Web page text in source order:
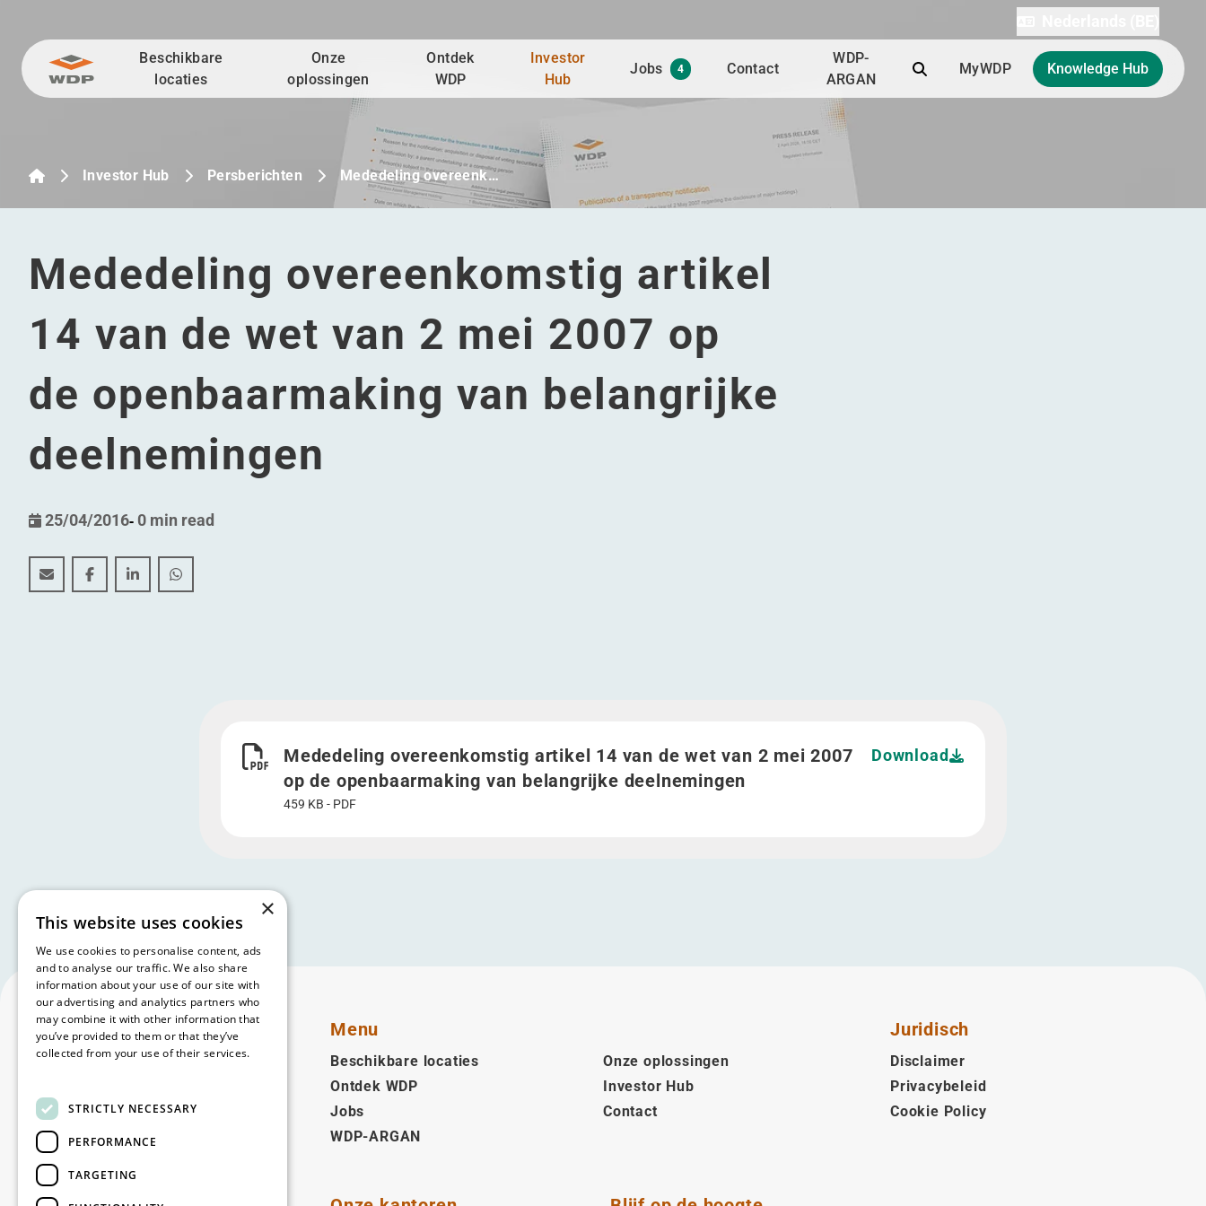
Ga naar inhoud
Beschikbare
locaties
Onze
oplossingen
Ontdek
WDP
Investor
Hub
Jobs 4 Contact
WDP-
ARGAN
ZoekMyWDP Knowledge Hub
Investor Hub Persberichten Mededeling overeenk…
Mededeling overeenkomstig artikel
14 van de wet van 2 mei 2007 op
de openbaarmaking van belangrijke
deelnemingen
25/04/2016- 0 min read
Mededeling overeenkomstig artikel 14 van de wet van 2 mei 2007 op de openbaarmaking van belangrijke deelnemingen
Mededeling overeenkomstig artikel 14 van de wet van 2 mei 2007 op de openbaarmaking van belangrijke deelnemingen
Mededeling overeenkomstig artikel 14 van de wet van 2 mei 2007 op de openbaarmaking van belangrijke deelnemingen
Mededeling overeenkomstig artikel 14 van de wet van 2 mei 2007 op de openbaarmaking van belangrijke deelnemingen
Mededeling overeenkomstig artikel 14 van de wet van 2 mei 2007
op de openbaarmaking van belangrijke deelnemingen
459 KB - PDF
Download
Volg ons
Facebook
LinkedIn
YouTubeInstagram
Menu
Beschikbare locaties
Onze oplossingen
Ontdek WDP
Investor Hub
Jobs
Contact
WDP-ARGAN
Juridisch
Disclaimer
Privacybeleid
Cookie Policy
×
This website uses cookies
We use cookies to personalise content, ads
and to analyse our traffic. We also share
information about your use of our site with
our advertising and analytics partners who
may combine it with other information that
you’ve provided to them or that they’ve
collected from your use of their services.
STRICTLY NECESSARY
PERFORMANCE
TARGETING